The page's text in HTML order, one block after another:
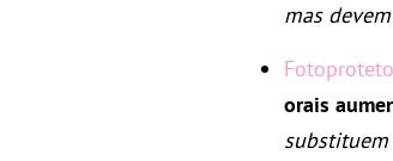
mas
orais